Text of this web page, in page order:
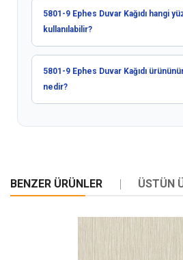
5801-9 Ephes Duvar Kağıdı hangi
kullanılabilir?
5801-9 Ephes Duvar Kağıdı
nedir?
BENZER ÜRÜNLER ÜSTÜN